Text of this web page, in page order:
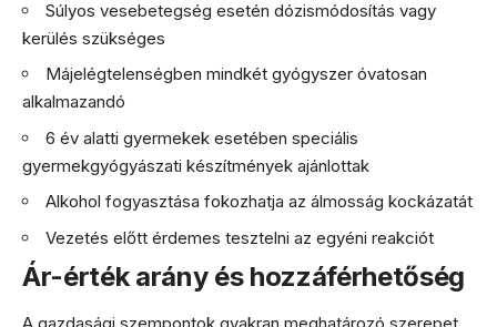
Súlyos vesebetegség esetén dózismódosítás vagy
kerülés szükséges
Májelégtelenségben mindkét gyógyszer óvatosan
alkalmazandó
6 év alatti gyermekek esetében speciális
gyermekgyógyászati készítmények ajánlottak
Alkohol fogyasztása fokozhatja az álmosság kockázatát
Vezetés előtt érdemes tesztelni az egyéni reakciót
Ár-érték arány és hozzáférhetőség